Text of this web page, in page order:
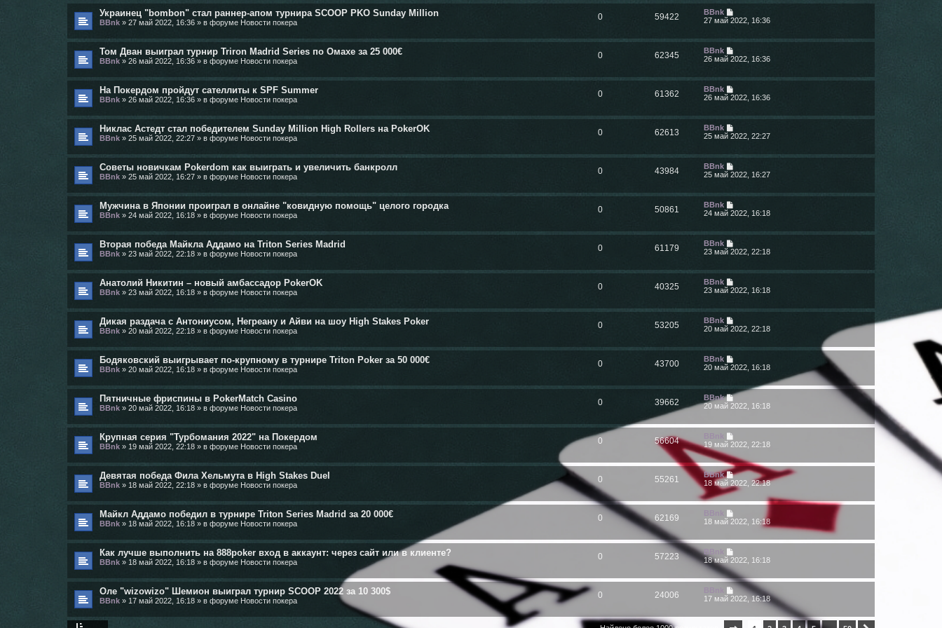
Украинец "bombon" стал раннер-апом турнира SCOOP PKO Sunday Million
BBnk » 27 май 2022, 16:36 » в форуме Новости покера
0 59422
BBnk
27 май 2022, 16:36
Том Дван выиграл турнир Triron Madrid Series по Омахе за 25 000€
BBnk » 26 май 2022, 16:36 » в форуме Новости покера
0 62345
BBnk
26 май 2022, 16:36
На Покердом пройдут сателлиты к SPF Summer
BBnk » 26 май 2022, 16:36 » в форуме Новости покера
0 61362
BBnk
26 май 2022, 16:36
Никлас Астедт стал победителем Sunday Million High Rollers на PokerOK
BBnk » 25 май 2022, 22:27 » в форуме Новости покера
0 62613
BBnk
25 май 2022, 22:27
Советы новичкам Pokerdom как выиграть и увеличить банкролл
BBnk » 25 май 2022, 16:27 » в форуме Новости покера
0 43984
BBnk
25 май 2022, 16:27
Мужчина в Японии проиграл в онлайне "ковидную помощь" целого городка
BBnk » 24 май 2022, 16:18 » в форуме Новости покера
0 50861
BBnk
24 май 2022, 16:18
Вторая победа Майкла Аддамо на Triton Series Madrid
BBnk » 23 май 2022, 22:18 » в форуме Новости покера
0 61179
BBnk
23 май 2022, 22:18
Анатолий Никитин – новый амбассадор PokerOK
BBnk » 23 май 2022, 16:18 » в форуме Новости покера
0 40325
BBnk
23 май 2022, 16:18
Дикая раздача с Антониусом, Негреану и Айви на шоу High Stakes Poker
BBnk » 20 май 2022, 22:18 » в форуме Новости покера
0 53205
BBnk
20 май 2022, 22:18
Бодяковский выигрывает по-крупному в турнире Triton Poker за 50 000€
BBnk » 20 май 2022, 16:18 » в форуме Новости покера
0 43700
BBnk
20 май 2022, 16:18
Пятничные фриспины в PokerMatch Casino
BBnk » 20 май 2022, 16:18 » в форуме Новости покера
0 39662
BBnk
20 май 2022, 16:18
Крупная серия "Турбомания 2022" на Покердом
BBnk » 19 май 2022, 22:18 » в форуме Новости покера
0 56604
19 май 2022, 22:18
Девятая победа Фила Хельмута в High Stakes Duel
BBnk » 18 май 2022, 22:18 » в форуме Новости покера
0 55261
BBnk
18 май 2022, 22:18
Майкл Аддамо победил в турнире Triton Series Madrid за 20 000€
BBnk » 18 май 2022, 16:18 » в форуме Новости покера
0 62169
18 май 2022, 16:18
Как лучше выполнить на 888poker вход в аккаунт: через сайт или в клиенте?
BBnk » 18 май 2022, 16:18 » в форуме Новости покера
0 57223
BBnk
18 май 2022, 16:18
Оле "wizowizo" Шемион выиграл турнир SCOOP 2022 за 10 300$
BBnk » 17 май 2022, 16:18 » в форуме Новости покера
0 24006
17 май 2022, 16:18